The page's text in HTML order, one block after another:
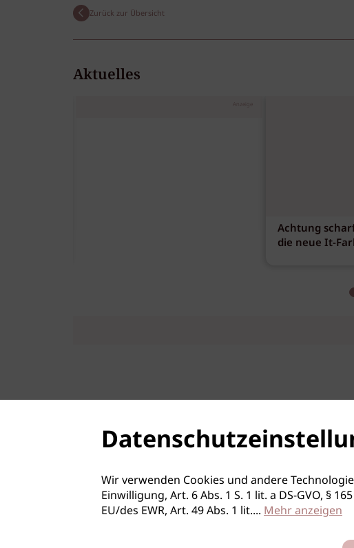
Zurück zur Übersicht
Aktuelles
Anzeige
Achtung
die neue It-
Wir verwenden Cookies und andere
Einwilligung, Art. 6 Abs. 1 S. 1 lit. a DS-GVO, §
EU/des EWR, Art. 49 Abs. 1 lit.... Mehr anzeigen